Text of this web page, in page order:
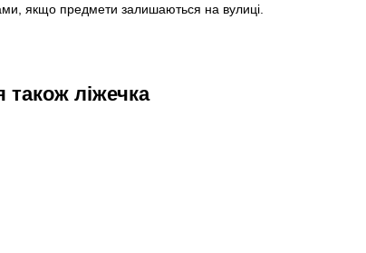
якщо предмети залишаються на вулиці.
також ліжечка